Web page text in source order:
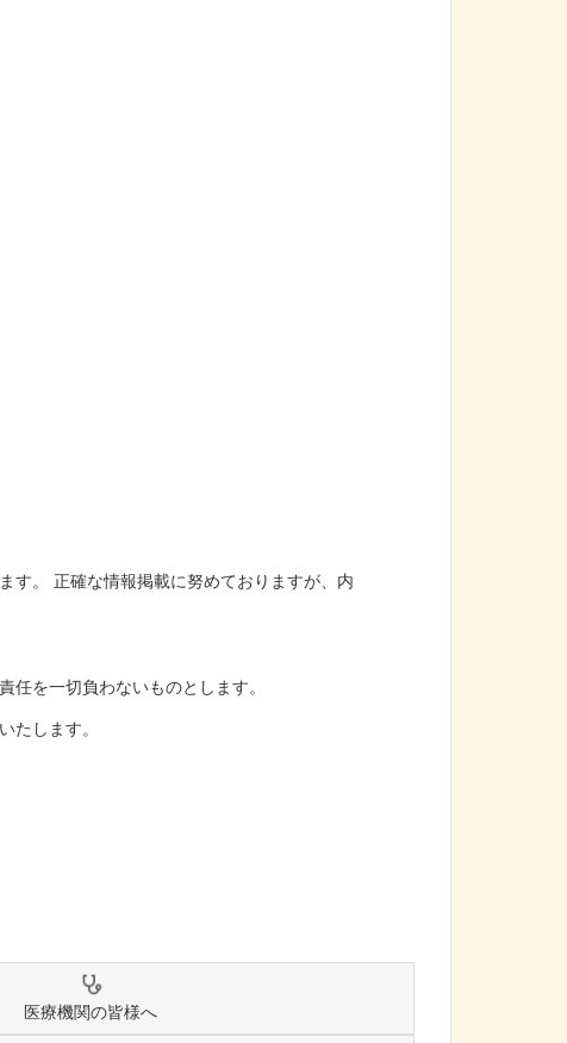
す。 正確な情報掲載に努めておりますが、内
任を一切負わないものとします。
たします。
医療機関の皆様へ